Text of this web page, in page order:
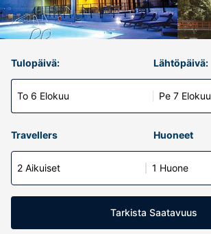
Tulopäivä:
To 6 Elokuu
Lähtöpäivä:
Pe 7 Elokuu
Travellers Huoneet
2 Aikuiset 1 Huone
Tarkista Saatavuus